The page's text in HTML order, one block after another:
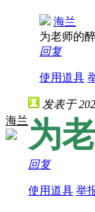
海兰
为老师的
回复
使用道具
海兰
发表于
为
回复
使用道具 举